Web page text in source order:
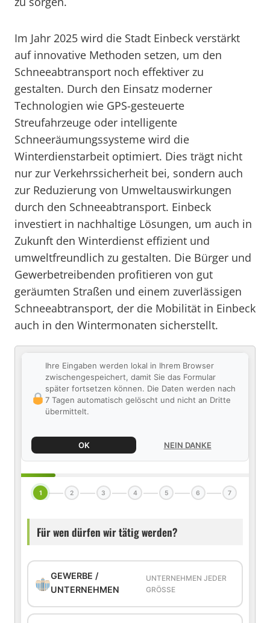
Im Jahr 2025 wird die Stadt Einbeck verstärkt
auf innovative Methoden setzen, um den
Schneeabtransport noch effektiver zu
gestalten. Durch den Einsatz moderner
Technologien wie GPS-gesteuerte
Streufahrzeuge oder intelligente
Schneeräumungssysteme wird die
Winterdienstarbeit optimiert. Dies trägt nicht
nur zur Verkehrssicherheit bei, sondern auch
zur Reduzierung von Umweltauswirkungen
durch den Schneeabtransport. Einbeck
investiert in nachhaltige Lösungen, um auch in
Zukunft den Winterdienst effizient und
umweltfreundlich zu gestalten. Die Bürger und
Gewerbetreibenden profitieren von gut
geräumten Straßen und einem zuverlässigen
Schneeabtransport, der die Mobilität in Einbeck
auch in den Wintermonaten sicherstellt.
Ihre Eingaben werden lokal in Ihrem Browser
zwischengespeichert, damit Sie das Formular
später fortsetzen können. Die Daten werden nach
7 Tagen automatisch gelöscht und nicht an Dritte
übermittelt.
OK NEIN DANKE
1 2 3 4 5 6 7
Für wen dürfen wir tätig werden?
GEWERBE /
UNTERNEHMEN
UNTERNEHMEN JEDER
GRÖSSE